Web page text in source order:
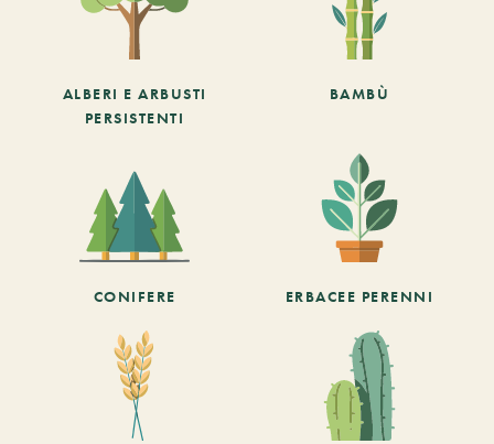
ALBERI E ARBUSTI
PERSISTENTI
BAMBÙ
CONIFERE ERBACEE PERENNI